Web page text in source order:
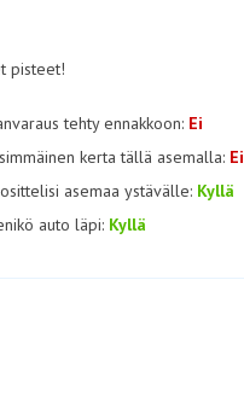
pisteet!
tehty ennakkoon: Ei
kerta tällä asemalla: Ei
asemaa ystävälle: Kyllä
auto läpi: Kyllä